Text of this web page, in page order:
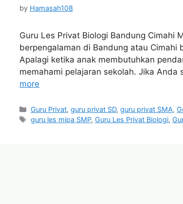
by Hamasah108
Guru Les Privat Biologi Bandung Cimahi
berpengalaman di Bandung atau
Apalagi ketika anak membutuhkan
memahami pelajaran sekolah. Jika
more
Categories
Guru Privat,guru privat SD,guru privat SMA,
Tags
guru les mipa SMP, Guru Les Privat Biologi,